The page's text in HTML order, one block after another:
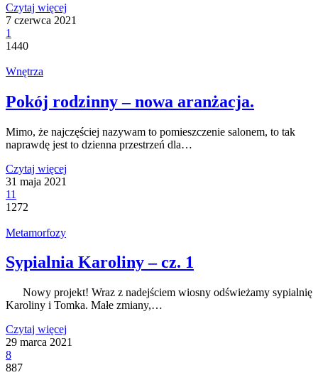
Czytaj więcej
7 czerwca 2021
1
1440
Wnętrza
Pokój rodzinny – nowa aranżacja.
Mimo, że najczęściej nazywam to pomieszczenie salonem, to tak
naprawdę jest to dzienna przestrzeń dla…
Czytaj więcej
31 maja 2021
11
1272
Metamorfozy
Sypialnia Karoliny – cz. 1
Nowy projekt! Wraz z nadejściem wiosny odświeżamy sypialnię
Karoliny i Tomka. Małe zmiany,…
Czytaj więcej
29 marca 2021
8
887